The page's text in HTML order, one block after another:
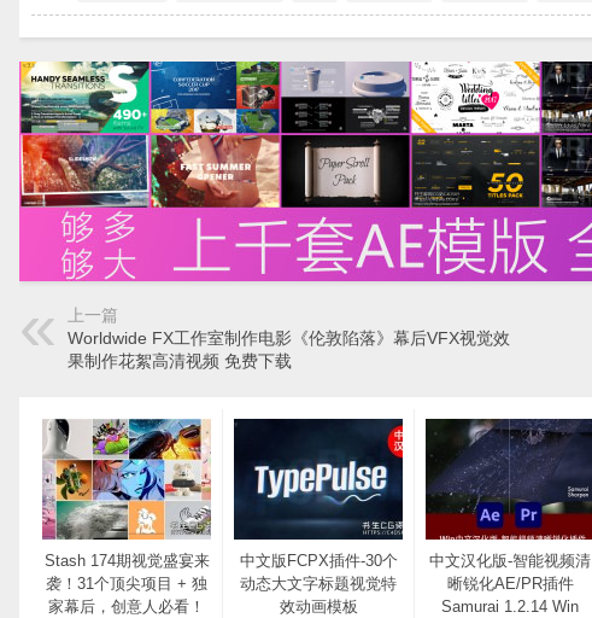
上一篇
Worldwide FX工作室制作电影《伦敦陷落》幕后VFX视觉效
果制作花絮高清视频 免费下载
Stash 174期视觉盛宴来
袭！31个顶尖项目 + 独
家幕后，创意人必看！​
中文版FCPX插件-30个
动态大文字标题视觉特
效动画模板
中文汉化版-智能视频清
晰锐化AE/PR插件
Samurai 1.2.14 Win